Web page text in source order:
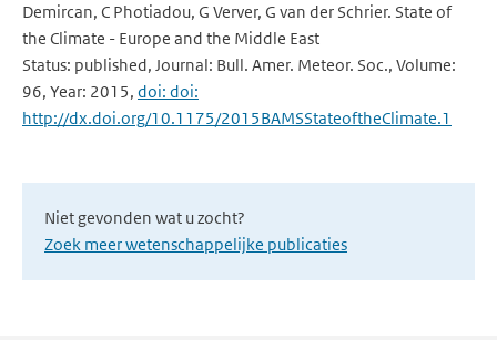
Demircan, C Photiadou, G Verver, G van der Schrier. State of
the Climate - Europe and the Middle East
Status: published, Journal: Bull. Amer. Meteor. Soc., Volume:
96, Year: 2015, doi: doi:
http://dx.doi.org/10.1175/2015BAMSStateoftheClimate.1
Niet gevonden wat u zocht?
Zoek meer wetenschappelijke publicaties